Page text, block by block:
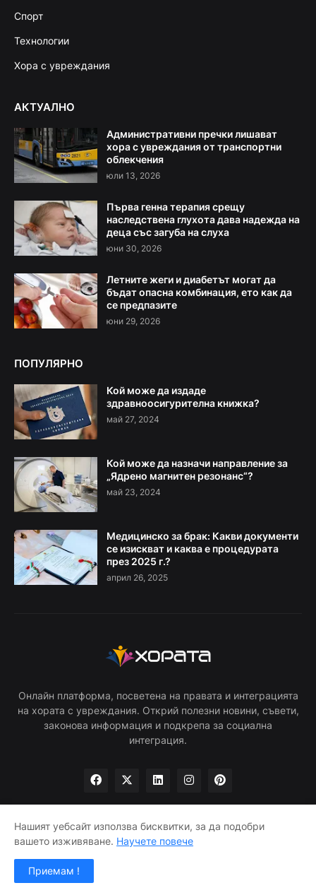
Спорт
Технологии
Хора с увреждания
АКТУАЛНО
Административни пречки лишават
хора с увреждания от транспортни
облекчения
юли 13, 2026
Първа генна терапия срещу
наследствена глухота дава надежда на
деца със загуба на слуха
юни 30, 2026
Летните жеги и диабетът могат да
бъдат опасна комбинация, ето как да
се предпазите
юни 29, 2026
ПОПУЛЯРНО
Кой може да издаде
здравноосигурителна книжка?
май 27, 2024
Кой може да назначи направление за
„Ядрено магнитен резонанс“?
май 23, 2024
Медицинско за брак: Какви документи
се изискват и каква е процедурата
през 2025 г.?
април 26, 2025
Онлайн платформа, посветена на правата и интеграцията
на хората с увреждания. Открий полезни новини, съвети,
законова информация и подкрепа за социална
интеграция.
Начало Общи условия Поверителност
Нашият уебсайт използва бисквитки, за да подобри
вашето изживяване. Научете повече
Приемам !